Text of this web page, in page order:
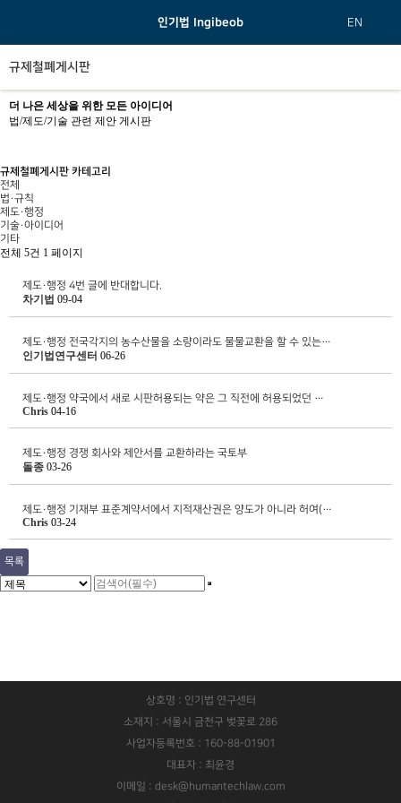
인기법 Ingibeob EN
규제철폐게시판
더 나은 세상을 위한 모든 아이디어
법/제도/기술 관련 제안 게시판
규제철폐게시판 카테고리
전체
법·규칙
제도·행정
기술·아이디어
기타
전체 5건 1 페이지
제도·행정 4번 글에 반대합니다.
차기법 09-04
제도·행정 전국각지의 농수산물을 소량이라도 물물교환을 할 수 있는…
인기법연구센터 06-26
제도·행정 약국에서 새로 시판허용되는 약은 그 직전에 허용되었던 …
Chris 04-16
제도·행정 경쟁 회사와 제안서를 교환하라는 국토부
돌종 03-26
제도·행정 기재부 표준계약서에서 지적재산권은 양도가 아니라 허여(…
Chris 03-24
목록
상호명 : 인기법 연구센터
소재지 : 서울시 금천구 벚꽃로 286
사업자등록번호 : 160-88-01901
대표자 : 최윤경
이메일 : desk@humantechlaw.com